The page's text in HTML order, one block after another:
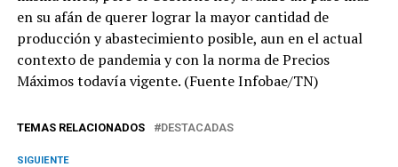
en su afán de querer lograr la mayor cantidad de
producción y abastecimiento posible, aun en el actual
contexto de pandemia y con la norma de Precios
Máximos todavía vigente. (Fuente Infobae/TN)
TEMAS RELACIONADOS DESTACADAS
SIGUIENTE